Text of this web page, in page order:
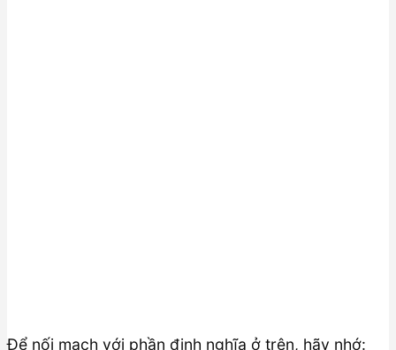
Để nối mạch với phần định nghĩa ở trên, hãy nhớ: